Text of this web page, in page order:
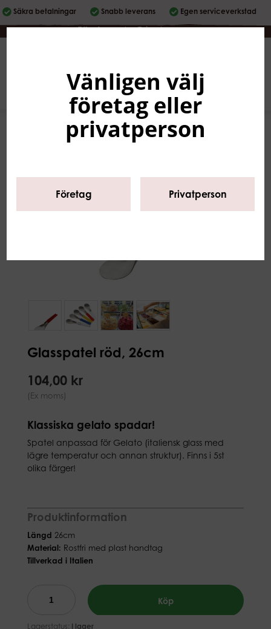
Säkra betalningar Snabb leverans Egen serviceverkstad
Företag | Privatperson
0
Glasspatel röd, 26cm
104,00 kr
(Ex moms)
Klassiska gelato spadar!
Spatel anpassad för Gelato (italiensk glass med
lägre temperatur och annan struktur). Finns i 5st
olika färger!
Produktinformation
Längd 26cm
Material: Rostfri med plast handtag
Tillverkad i Italien
Köp
Lagerstatus: I lager
Vänligen välj
företag eller
privatperson
Företag Privatperson